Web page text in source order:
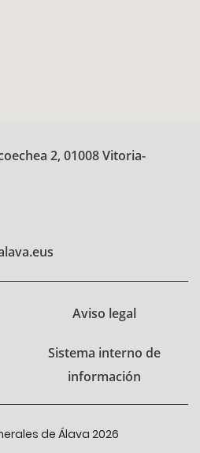
2, 01008 Vitoria-
Aviso legal
Sistema interno de
información
de Álava 2026